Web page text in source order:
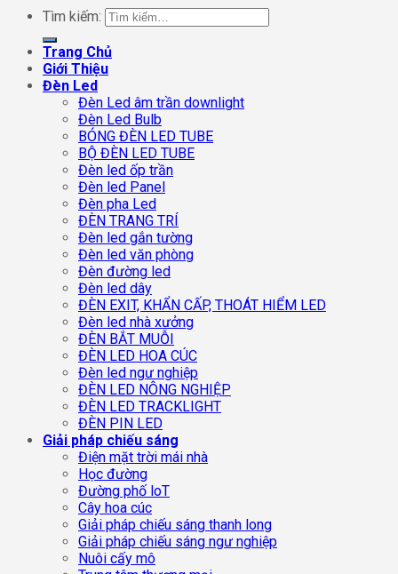
Tìm kiếm:
Trang Chủ
Giới Thiệu
Đèn Led
Đèn Led âm trần downlight
Đèn Led Bulb
BÓNG ĐÈN LED TUBE
BỘ ĐÈN LED TUBE
Đèn led ốp trần
Đèn led Panel
Đèn pha Led
ĐÈN TRANG TRÍ
Đèn led gắn tường
Đèn led văn phòng
Đèn đường led
Đèn led dây
ĐÈN EXIT, KHẨN CẤP, THOÁT HIỂM LED
Đèn led nhà xưởng
ĐÈN BẮT MUỖI
ĐÈN LED HOA CÚC
Đèn led ngư nghiệp
ĐÈN LED NÔNG NGHIỆP
ĐÈN LED TRACKLIGHT
ĐÈN PIN LED
Giải pháp chiếu sáng
Điện mặt trời mái nhà
Học đường
Đường phố loT
Cây hoa cúc
Giải pháp chiếu sáng thanh long
Giải pháp chiếu sáng ngư nghiệp
Nuôi cấy mô